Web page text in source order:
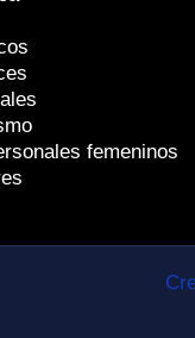
femeninos